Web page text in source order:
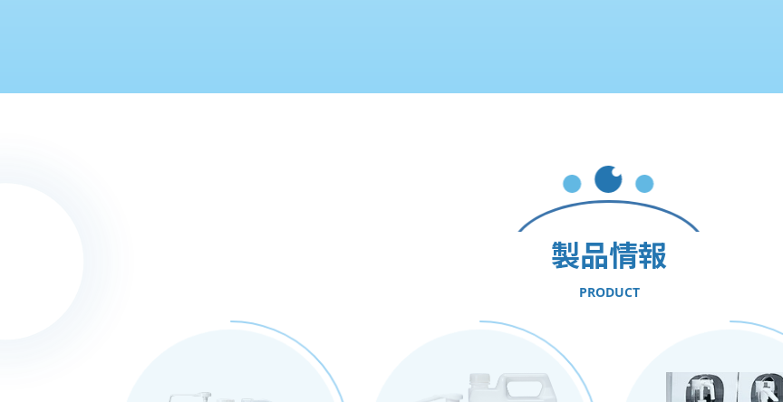
製品情報
PRODUCT